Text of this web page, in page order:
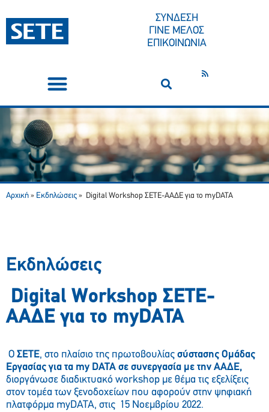
ΣΥΝΔΕΣΗ
ΓΙΝΕ ΜΕΛΟΣ
ΕΠΙΚΟΙΝΩΝΙΑ
Αρχική » Εκδηλώσεις » Digital Workshop ΣΕΤΕ-ΑΑΔΕ για το myDATA
Εκδηλώσεις
Digital Workshop ΣΕΤΕ-
ΑΑΔΕ για το myDATA
O ΣΕΤΕ, στο πλαίσιο της πρωτοβουλίας σύστασης Ομάδας
Εργασίας για τα my DATA σε συνεργασία με την ΑΑΔΕ,
διοργάνωσε διαδικτυακό workshop με θέμα τις εξελίξεις
στον τομέα των ξενοδοχείων που αφορούν στην ψηφιακή
πλατφόρμα myDATA, στις 15 Νοεμβρίου 2022.